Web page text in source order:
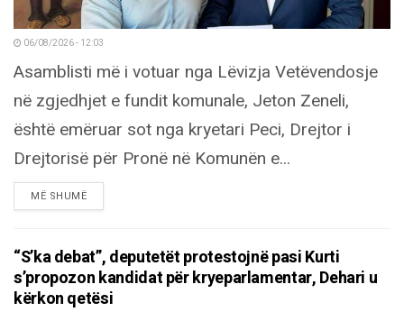
06/08/2026 - 12:03
Asamblisti më i votuar nga Lëvizja Vetëvendosje
në zgjedhjet e fundit komunale, Jeton Zeneli,
është emëruar sot nga kryetari Peci, Drejtor i
Drejtorisë për Pronë në Komunën e...
MË SHUMËDETAILS
“S’ka debat”, deputetët protestojnë pasi Kurti
s’propozon kandidat për kryeparlamentar, Dehari u
kërkon qetësi